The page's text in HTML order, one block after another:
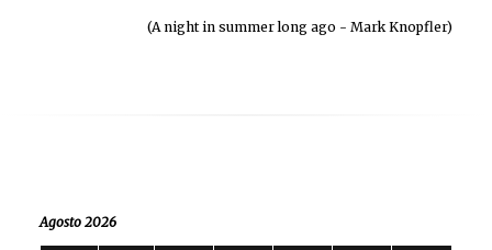
(A night in summer long ago - Mark Knopfler)
Agosto 2026